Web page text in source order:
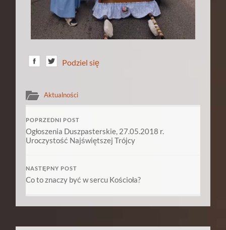
Podziel się
Aktualności
POPRZEDNI POST
Ogłoszenia Duszpasterskie, 27.05.2018 r.
Uroczystość Najświętszej Trójcy
NASTĘPNY POST
Co to znaczy być w sercu Kościoła?